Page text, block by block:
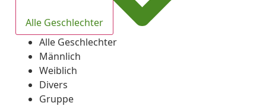
Alle Geschlechter
Alle Geschlechter
Männlich
Weiblich
Divers
Gruppe